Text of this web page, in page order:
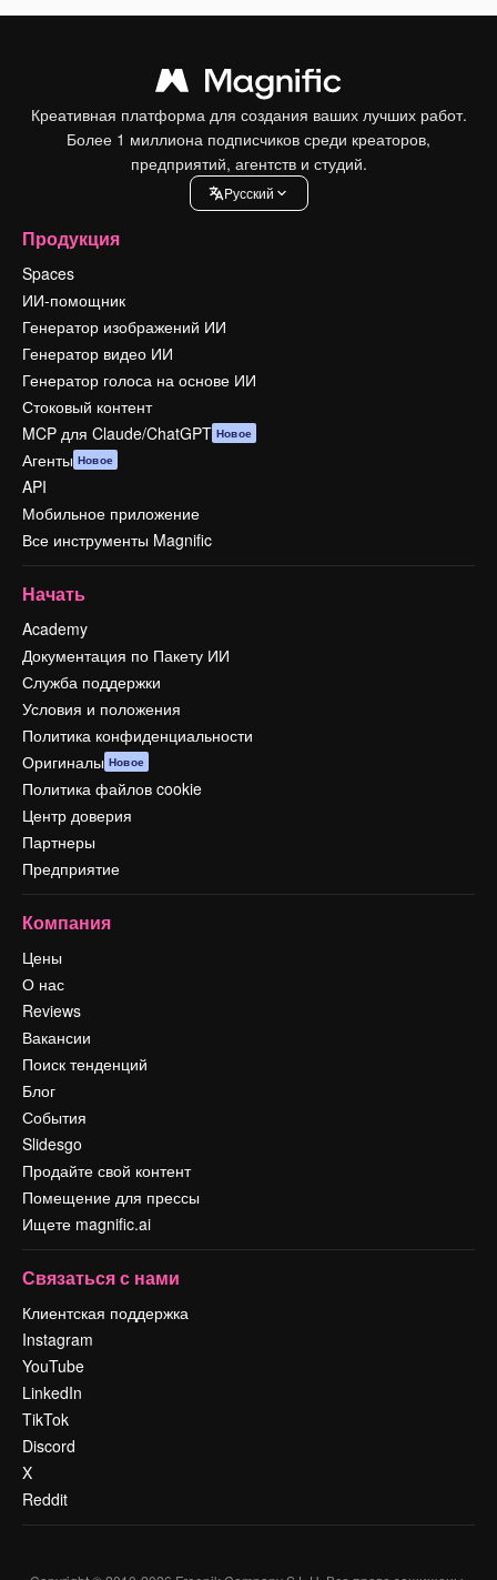
Креативная платформа для создания ваших лучших работ.
Более 1 миллиона подписчиков среди креаторов,
предприятий, агентств и студий.
Pусский
Продукция
Spaces
ИИ-помощник
Генератор изображений ИИ
Генератор видео ИИ
Генератор голоса на основе ИИ
Стоковый контент
MCP для Claude/ChatGPT Новое
Агенты Новое
API
Мобильное приложение
Все инструменты Magnific
Начать
Academy
Документация по Пакету ИИ
Служба поддержки
Условия и положения
Политика конфиденциальности
Оригиналы Новое
Политика файлов cookie
Центр доверия
Партнеры
Предприятие
Компания
Цены
О нас
Reviews
Вакансии
Поиск тенденций
Блог
События
Slidesgo
Продайте свой контент
Помещение для прессы
Ищете magnific.ai
Связаться с нами
Клиентская поддержка
Instagram
YouTube
LinkedIn
TikTok
Discord
X
Reddit